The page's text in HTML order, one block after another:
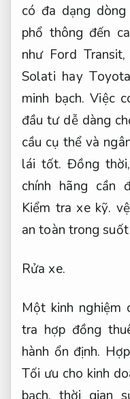
lái tốt. Đồng
chính hãng cần
Kiểm tra xe kỹ.vệ
an toàn trong
Rửa xe.
Một kinh nghiệm
tra hợp đồng
hành ổn định. Hợp
Tối ưu cho kinh
thời gian
doanh.dịch vụ đi
vị uy tín luôn báo
định.không phát
hành minh bạch.
hoặc đổi Xe chính